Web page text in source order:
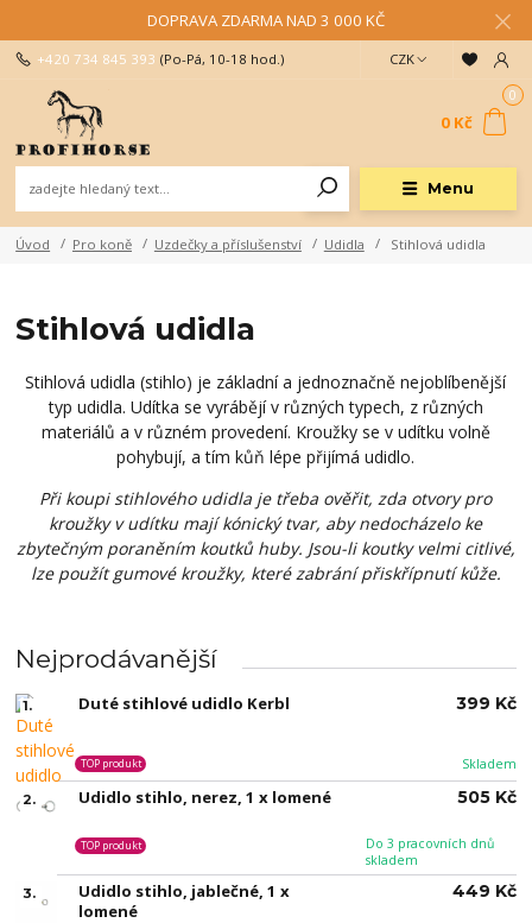
DOPRAVA ZDARMA NAD 3 000 KČ
Menu
CZK
+420 734 845 393 (Po-Pá, 10-18 hod.)
0
0 Kč
Úvod Pro koně Uzdečky a příslušenství Udidla Stihlová udidla
Stihlová udidla
Stihlová udidla (stihlo) je základní a jednoznačně nejoblíbenější
typ udidla. Udítka se vyrábějí v různých typech, z různých
materiálů a v různém provedení. Kroužky se v udítku volně
pohybují, a tím kůň lépe přijímá udidlo.
Při koupi stihlového udidla je třeba ověřit, zda otvory pro
kroužky v udítku mají kónický tvar, aby nedocházelo ke
zbytečným poraněním koutků huby. Jsou-li koutky velmi citlivé,
lze použít gumové kroužky, které zabrání přiskřípnutí kůže.
Nejprodávanější
1. Duté stihlové udidlo Kerbl
Skladem
TOP produkt
399 Kč
2. Udidlo stihlo, nerez, 1 x lomené
Do 3 pracovních dnů
skladem
TOP produkt
505 Kč
3.
Udidlo stihlo, jablečné, 1 x
lomené
449 Kč